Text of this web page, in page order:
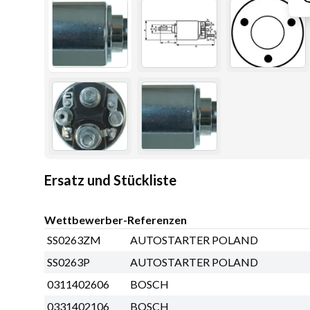
Ersatz und Stückliste
Wettbewerber-Referenzen
SS0263ZM
AUTOSTARTER POLAND
SS0263P
AUTOSTARTER POLAND
0311402606
BOSCH
0331402106
BOSCH